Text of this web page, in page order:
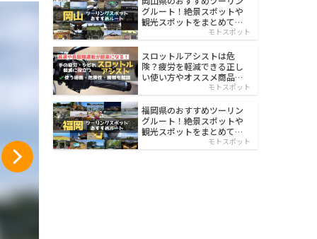
グルート！絶景スポットや
観光スポットをまとめて紹
モトスポット
スロットルアシストは危
険？疲労を軽減できる正し
い使い方やオススメ商品を
モトスポット
福岡県のおすすめツーリン
グルート！絶景スポットや
観光スポットをまとめて紹
モトスポット